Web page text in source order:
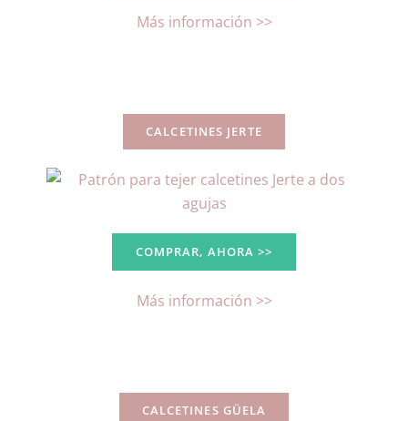
Más información >>
CALCETINES JERTE
COMPRAR, AHORA >>
Más información >>
CALCETINES GÜELA